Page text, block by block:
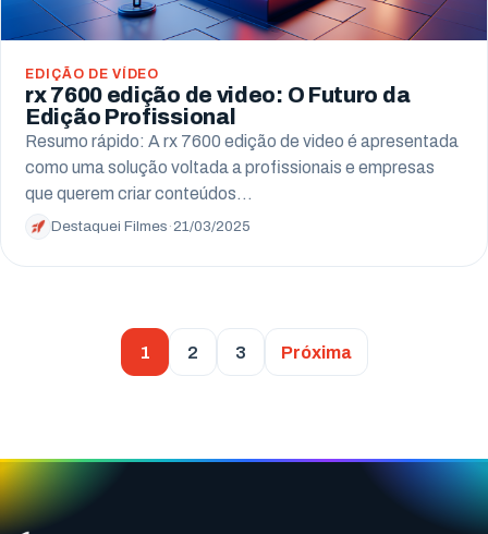
EDIÇÃO DE VÍDEO
rx 7600 edição de video: O Futuro da
Edição Profissional
Resumo rápido: A rx 7600 edição de video é apresentada
como uma solução voltada a profissionais e empresas
que querem criar conteúdos…
Destaquei Filmes ·21/03/2025
1 2 3 Próxima